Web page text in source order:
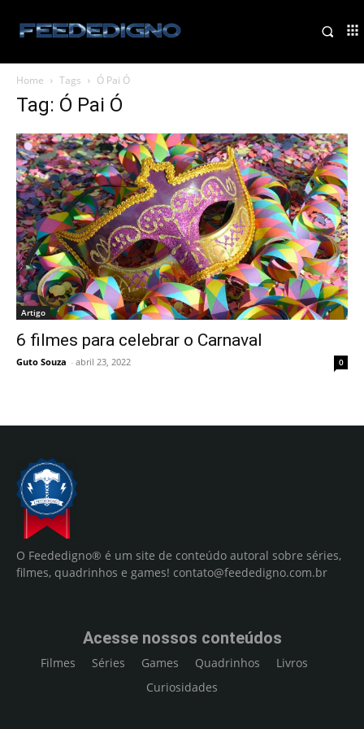
Home Tags Ó Pai Ó
Tag: Ó Pai Ó
Artigo
6 filmes para celebrar o Carnaval
Guto Souza - abril 23, 2022 0
O Feededigno® é um site de conteúdo autoral sobre séries,
filmes, quadrinhos e games! contato@feededigno.com.br
Acesse nossos conteúdos
Filmes Séries Games Quadrinhos
Livros
Curiosidades